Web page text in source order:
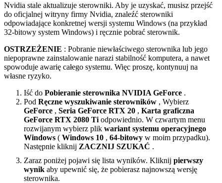
Nvidia stale aktualizuje sterowniki. Aby je uzyskać, musisz przejść
do oficjalnej witryny firmy Nvidia, znaleźć sterowniki
odpowiadające konkretnej wersji systemu Windows (na przykład
32-bitowy system Windows) i ręcznie pobrać sterownik.
OSTRZEŻENIE : Pobranie niewłaściwego sterownika lub jego
niepoprawne zainstalowanie narazi stabilność komputera, a nawet
spowoduje awarię całego systemu. Więc proszę, kontynuuj na
własne ryzyko.
Iść do Pobieranie sterownika NVIDIA GeForce .
Pod Ręczne wyszukiwanie sterowników , Wybierz
GeForce , Seria GeForce RTX 20 , Karta graficzna
GeForce RTX 2080 Ti odpowiednio. W czwartym menu
rozwijanym wybierz plik wariant systemu operacyjnego
Windows ( Windows 10 , 64-bitowy w moim przypadku).
Następnie kliknij ZACZNIJ SZUKAĆ .
Zaraz poniżej pojawi się lista wyników. Kliknij pierwszy
wynik aby upewnić się, że pobierasz najnowszą wersję
sterownika.